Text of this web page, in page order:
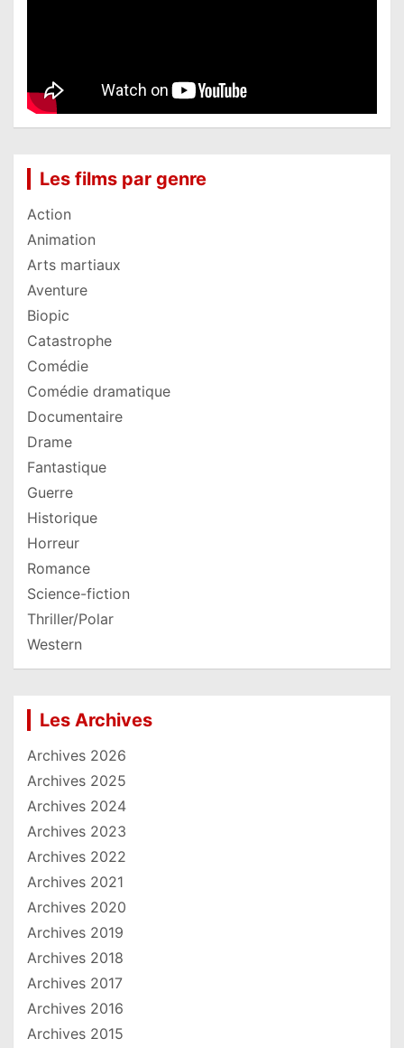
Les films par genre
Action
Animation
Arts martiaux
Aventure
Biopic
Catastrophe
Comédie
Comédie dramatique
Documentaire
Drame
Fantastique
Guerre
Historique
Horreur
Romance
Science-fiction
Thriller/Polar
Western
Les Archives
Archives 2026
Archives 2025
Archives 2024
Archives 2023
Archives 2022
Archives 2021
Archives 2020
Archives 2019
Archives 2018
Archives 2017
Archives 2016
Archives 2015